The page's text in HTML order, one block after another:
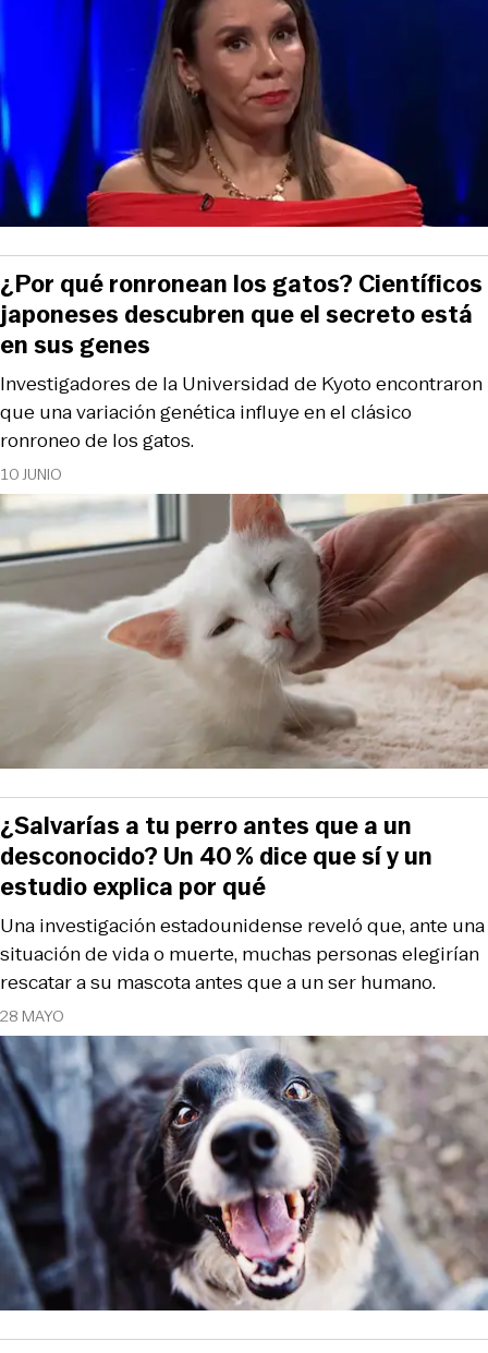
10 JUNIO
Investigadores de la Universidad de Kyoto encontraron
que una variación genética influye en el clásico
ronroneo de los gatos.
¿Por qué ronronean los gatos? Científicos
japoneses descubren que el secreto está
en sus genes
28 MAYO
Una investigación estadounidense reveló que, ante una
situación de vida o muerte, muchas personas elegirían
rescatar a su mascota antes que a un ser humano.
¿Salvarías a tu perro antes que a un
desconocido? Un 40 % dice que sí y un
estudio explica por qué